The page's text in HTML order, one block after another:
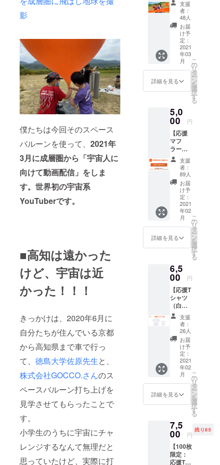
影
僕たちは今回そのスペース
バルーンを使って、 2021年
3月に成層圏から「宇宙人に
向けて動画配信」をしま
す。世界初の宇宙系
YouTuberです。
■高知は遠かった
けど、宇宙は近
かった！！！
きっかけは、2020年6月に
自分たちが住んでいる京都
から高知県まで車で行っ
て、 徳島大学佐原先生と、
株式会社GOCCO.さんのス
ペースバルーン打ち上げを
見学させてもらったことで
す。
小学生のうちに宇宙にチャ
レンジするなんて無理だと
思っていたけど、実際に打
ジー特化
校：寺子屋
LABO（京
都、大阪、
東京）
←《Ne
w》 た
だただ
応援し
たいと
言って
くれる
方がい
るので
作りま
した！
セージ
の動画
を送ら
せてい
ただき
ます。
・お礼
メッ
セージ
※原価が
かかっ
ちゃう
ので、
ものを
送れま
せん。
すみま
支援
者：
48人
お届
け予
定：
2021
年03
月
詳細を見る
こ
の
リ
タ
ー
ン
を
選
択
す
る
5,0
00 円
【応援
マフ
ラータ
オル】
THE宇
宙少年
ズオリ
ジナル
デザイ
ンのマ
フラー
タオル
をお送
りしま
す。 横
縦幅
20cm
支援
者：
89人
お届
け予
定：
2021
年02
月
詳細を見る
こ
の
リ
タ
ー
ン
を
選
択
す
る
6,5
00 円
【応援T
シャツ
（白）
140〜
XL】
THE宇
宙少年
ズオリ
ジナル
デザイ
ンのT
シャツ
（白）
をお送
りしま
支援
者：
26人
お届
け予
定：
2021
年02
月
詳細を見る
こ
の
リ
タ
ー
ン
を
選
択
す
る
7,5
00 円
残り85
【100枚
限定：
応援T